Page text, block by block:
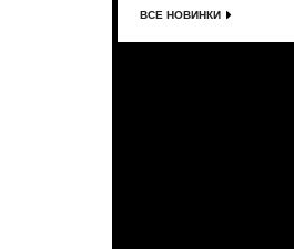
ВСЕ НОВИНКИ